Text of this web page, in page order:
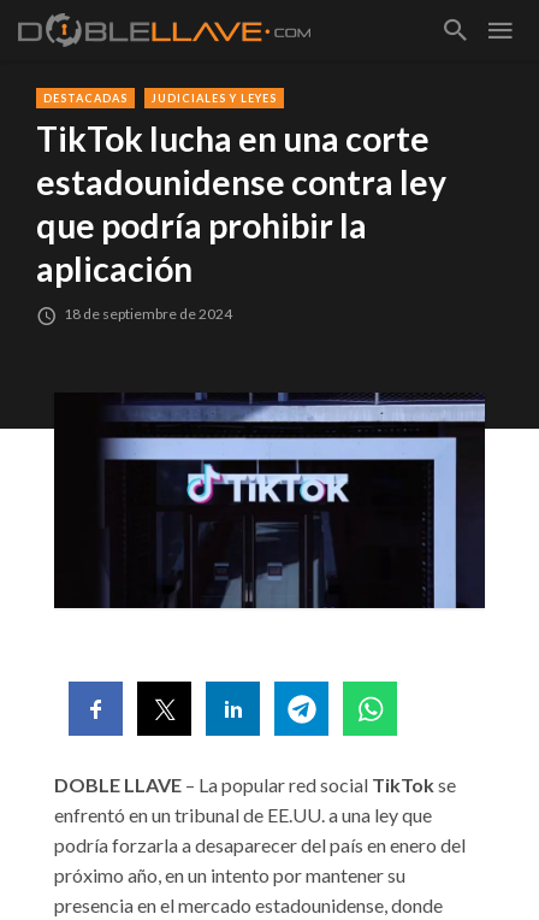
DESTACADAS JUDICIALES Y LEYES
TikTok lucha en una corte
estadounidense contra ley
que podría prohibir la
aplicación
18 de septiembre de 2024
DOBLE LLAVE – La popular red social TikTokse
enfrentó en un tribunal de EE.UU. a una ley que
podría forzarla a desaparecer del país en enero del
próximo año, en un intento por mantener su
presencia en el mercado estadounidense, donde